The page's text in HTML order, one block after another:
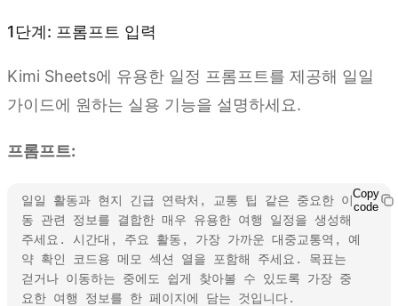
1단계: 프롬프트 입력
Kimi Sheets에 유용한 일정 프롬프트를 제공해 일일
가이드에 원하는 실용 기능을 설명하세요.
프롬프트:
일일 활동과 현지 긴급 연락처, 교통 팁 같은 중요한 이
동 관련 정보를 결합한 매우 유용한 여행 일정을 생성해
주세요. 시간대, 주요 활동, 가장 가까운 대중교통역, 예
약 확인 코드용 메모 섹션 열을 포함해 주세요. 목표는
걷거나 이동하는 중에도 쉽게 찾아볼 수 있도록 가장 중
요한 여행 정보를 한 페이지에 담는 것입니다.
Copy
code